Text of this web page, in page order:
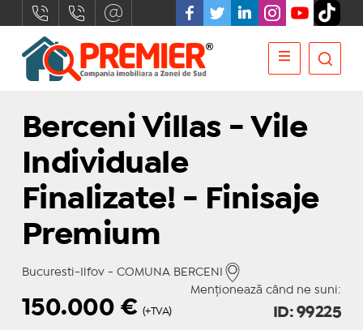
Berceni Villas - Vile
Individuale
Finalizate! - Finisaje
Premium
Bucuresti-Ilfov - COMUNA BERCENI
Menționează când ne suni:
150.000 € (+TVA) ID: 99225